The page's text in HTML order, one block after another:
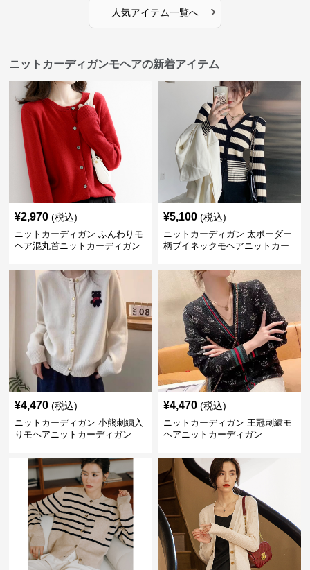
人気アイテム一覧へ ›
ニットカーディガンモヘアの新着アイテム
¥2,970 (税込)
ニットカーディガン ふんわりモ
ヘア混丸首ニットカーディガン
¥5,100 (税込)
ニットカーディガン 太ボーダー
柄ブイネックモヘアニットカー
¥4,470 (税込)
ニットカーディガン 小熊刺繍入
りモヘアニットカーディガン
¥4,470 (税込)
ニットカーディガン 王冠刺繍モ
ヘアニットカーディガン